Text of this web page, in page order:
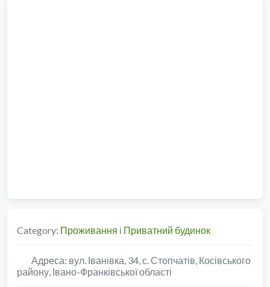
Category: Проживання і Приватний будинок
Адреса: вул. Іванівка, 34, с. Стопчатів, Косівського
району, Івано-Франківської області